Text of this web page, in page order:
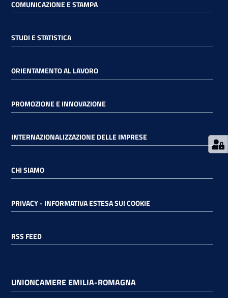
su
COMUNICAZIONE E STAMPA
STUDI E STATISTICA
ORIENTAMENTO AL LAVORO
PROMOZIONE E INNOVAZIONE
INTERNAZIONALIZZAZIONE DELLE IMPRESE
CHI SIAMO
PRIVACY - INFORMATIVA ESTESA SUI COOKIE
RSS FEED
UNIONCAMERE EMILIA-ROMAGNA